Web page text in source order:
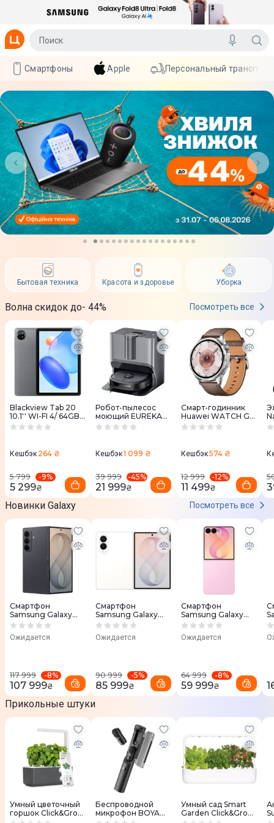
Смартфоны Apple Персональный транспорт
Бытовая техника Красота и здоровье Уборка
Волна скидок до- 44% Посмотреть все
Blackview Tab 20
10.1'' WI-FI 4/ 64GB
Grey
Кешбэк 264 ₴
5 799 -9%
5 299₴
Робот-пылесос
моющий EUREKA
J20
Кешбэк1 099 ₴
39 999 -45%
21 999₴
Смарт-годинник
Huawei WATCH GT
6 46mm Brown
Кешбэк574 ₴
12 999 -12%
11 499₴
Новинки Galaxy
Посмотреть все
Смартфон
Samsung Galaxy
Fold 8 Ultra F976B
F976BZKNSEK)
Ожидается
117 999 -8%
107 999₴
Смартфон
Samsung Galaxy
Fold 8 F971B
(SM-F971BZWCSEK)
Ожидается
90 999 -5%
85 999₴
Смартфон
Samsung Galaxy
Flip 8 F776B
F776BLIHSEK)
Ожидается
64 999 -8%
59 999₴
Прикольные штуки
Умный цветочный
горшок Click&Grow
Беспроводной
микрофон BOYA
Умный сад Smart
Garden Click&Grow